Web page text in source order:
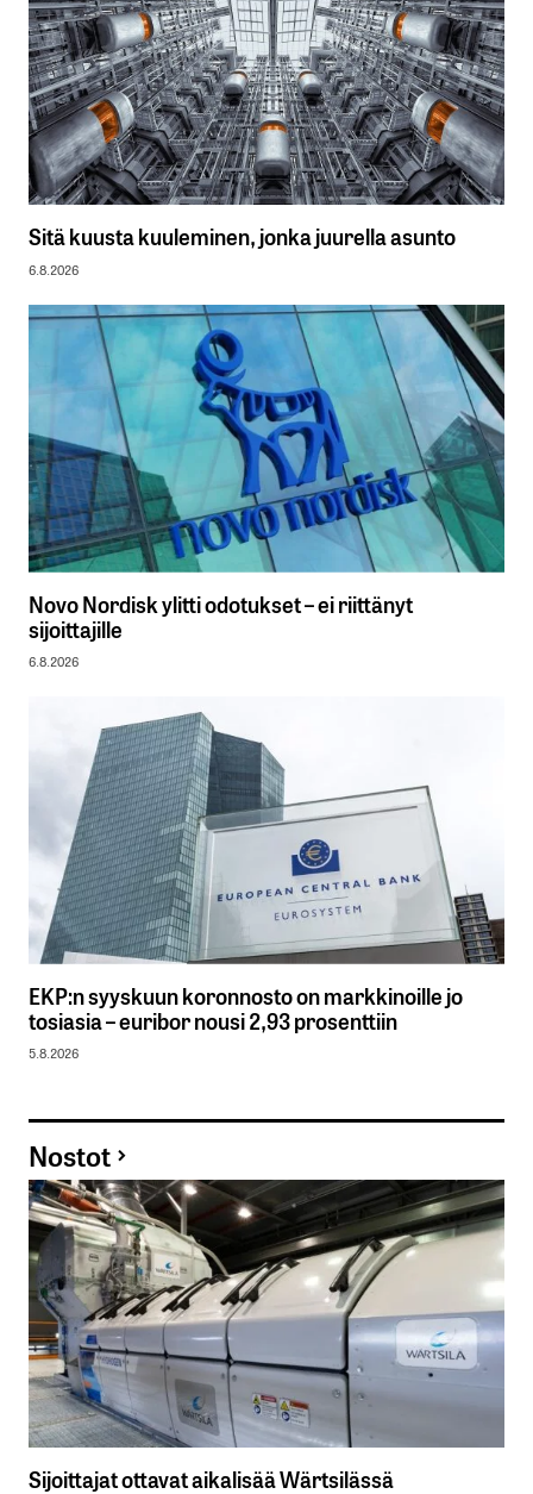
Sitä kuusta kuuleminen, jonka juurella asunto
6.8.2026
Novo Nordisk ylitti odotukset – ei riittänyt
sijoittajille
6.8.2026
EKP:n syyskuun koronnosto on markkinoille jo
tosiasia – euribor nousi 2,93 prosenttiin
5.8.2026
Nostot
Sijoittajat ottavat aikalisää Wärtsilässä